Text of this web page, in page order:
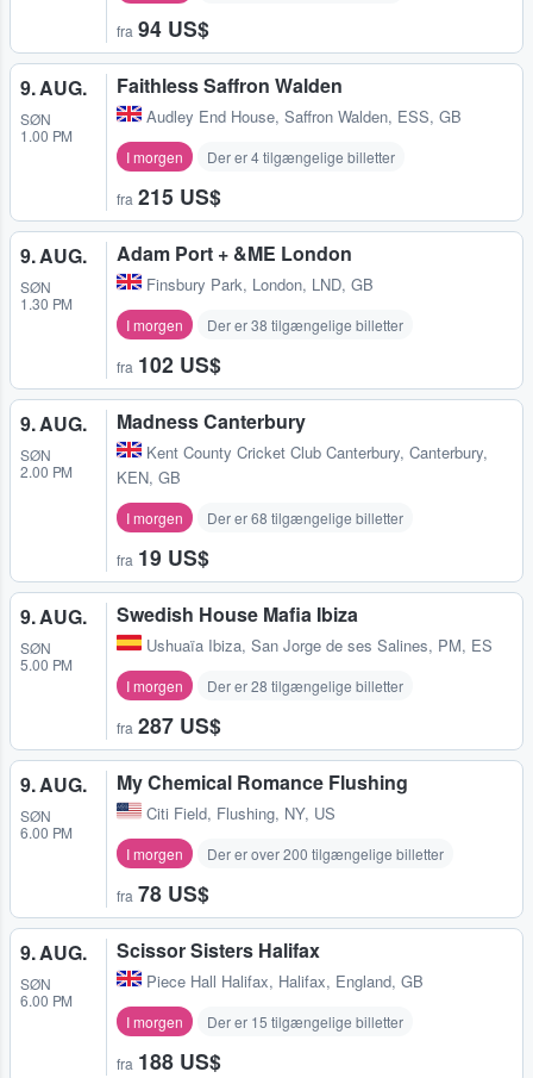
fra 94 US$
9. AUG.
SØN
1.00 PM
Faithless Saffron Walden
Audley End House, Saffron Walden, ESS, GB
I morgen Der er 4 tilgængelige billetter
fra 215 US$
9. AUG.
SØN
1.30 PM
Adam Port + &ME London
Finsbury Park, London, LND, GB
I morgen Der er 38 tilgængelige billetter
fra 102 US$
9. AUG.
SØN
2.00 PM
Madness Canterbury
Kent County Cricket Club Canterbury, Canterbury,
KEN, GB
I morgen Der er 68 tilgængelige billetter
fra 19 US$
9. AUG.
SØN
5.00 PM
Swedish House Mafia Ibiza
Ushuaïa Ibiza, San Jorge de ses Salines, PM, ES
I morgen Der er 28 tilgængelige billetter
fra 287 US$
9. AUG.
SØN
6.00 PM
My Chemical Romance Flushing
Citi Field, Flushing, NY, US
I morgen Der er over 200 tilgængelige billetter
fra 78 US$
9. AUG.
SØN
6.00 PM
Scissor Sisters Halifax
Piece Hall Halifax, Halifax, England, GB
I morgen Der er 15 tilgængelige billetter
fra 188 US$